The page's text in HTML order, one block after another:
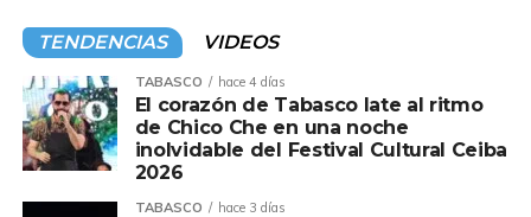
TENDENCIAS VIDEOS
TABASCO hace 4 días
El corazón de Tabasco late al ritmo
de Chico Che en una noche
inolvidable del Festival Cultural Ceiba
2026
TABASCO hace 3 días